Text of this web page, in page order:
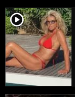
player2